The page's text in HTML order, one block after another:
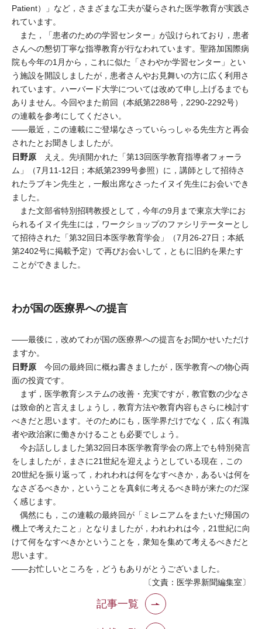
Patient）」など，さまざまな工夫が凝らされた医学教育が実践さ
れています。
また，「患者のための学習センター」が設けられており，患者
さんへの懇切丁寧な指導教育が行なわれています。聖路加国際病
院も今年の1月から，これに似た「さわやか学習センター」とい
う施設を開設しましたが，患者さんやお見舞いの方に広く利用さ
れています。ハーバード大学については改めて申し上げるまでも
ありません。今回やまた前回（本紙第2288号，2290-2292号）
の連載を参考にしてください。
――最近，この連載にご登場なさっていらっしゃる先生方と再会
されたとお聞きしましたが。
日野原 ええ。先頃開かれた「第13回医学教育指導者フォーラ
ム」（7月11-12日；本紙第2399号参照）に，講師として招待さ
れたラブキン先生と，一般出席なさったイヌイ先生にお会いでき
ました。
また文部省特別招聘教授として，今年の9月まで東京大学にお
られるイヌイ先生には，ワークショップのファシリテーターとし
て招待された「第32回日本医学教育学会」（7月26-27日；本紙
第2402号に掲載予定）で再びお会いして，ともに旧約を果たす
ことができました。
わが国の医療界への提言
――最後に，改めてわが国の医療界への提言をお聞かせいただけ
ますか。
日野原 今回の最終回に概ね書きましたが，医学教育への物心両
面の投資です。
まず，医学教育システムの改善・充実ですが，教官数の少なさ
は致命的と言えましょうし，教育方法や教育内容もさらに検討す
べきだと思います。そのためにも，医学界だけでなく，広く有識
者や政治家に働きかけることも必要でしょう。
今お話ししました第32回日本医学教育学会の席上でも特別発言
をしましたが，まさに21世紀を迎えようとしている現在，この
20世紀を振り返って，われわれは何をなすべきか，あるいは何を
なさざるべきか，ということを真剣に考えるべき時が来たのだ深
く感じます。
偶然にも，この連載の最終回が「ミレニアムをまたいだ帰国の
機上で考えたこと」となりましたが，われわれは今，21世紀に向
けて何をなすべきかということを，衆知を集めて考えるべきだと
思います。
――お忙しいところを，どうもありがとうございました。
〔文責：医学界新聞編集室〕
記事一覧